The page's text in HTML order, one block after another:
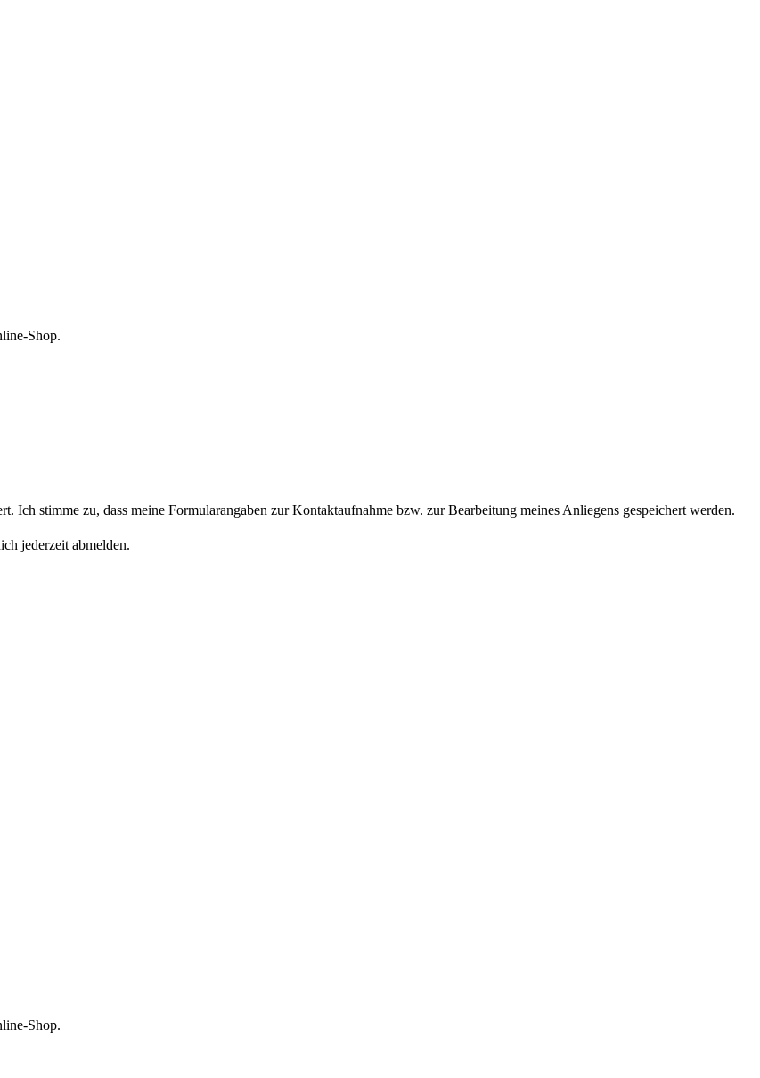
Shop.
Ich stimme zu, dass meine Formularangaben zur Kontaktaufnahme bzw. zur Bearbeitung meines Anliegens gespeichert werden.
jederzeit abmelden.
Shop.